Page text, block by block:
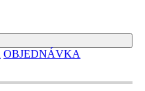
OBJEDNÁVKA